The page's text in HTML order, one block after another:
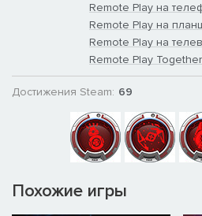
Remote Play на
Remote Play на
Remote Play на
Remote Play Together
Достижения Steam: 69
Похожие игры